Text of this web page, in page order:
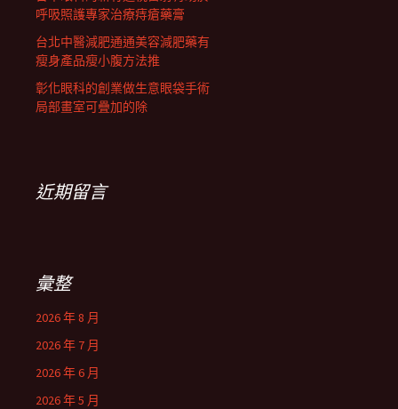
呼吸照護專家治療痔瘡藥膏
台北中醫減肥通通美容減肥藥有
瘦身產品瘦小腹方法推
彰化眼科的創業做生意眼袋手術
局部畫室可疊加的除
近期留言
彙整
2026 年 8 月
2026 年 7 月
2026 年 6 月
2026 年 5 月